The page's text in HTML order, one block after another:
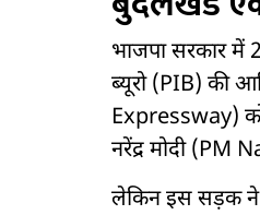
भाजपा सरकार में
ब्यूरो (PIB) की
Expressway)
नरेंद्र मोदी (PM
लेकिन इस सड़क ने